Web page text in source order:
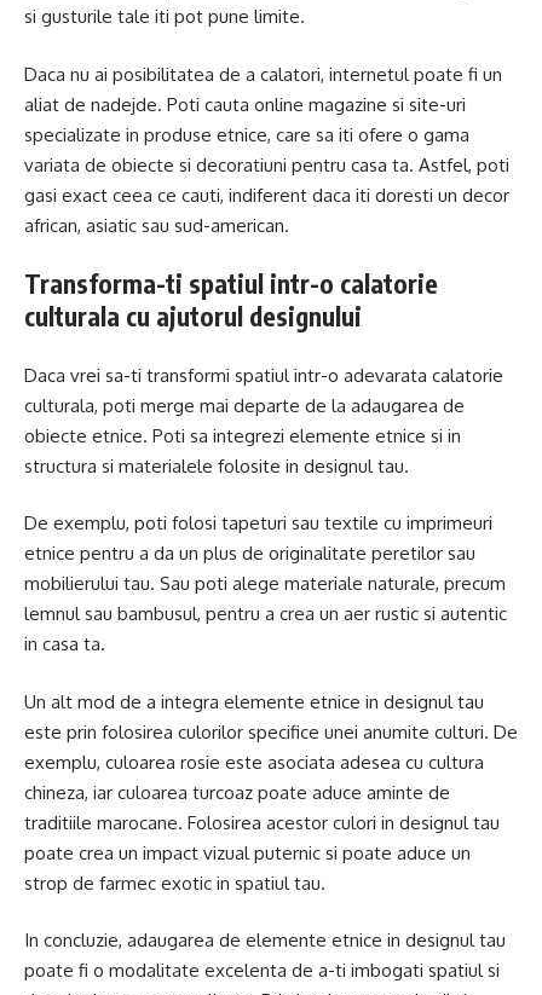
si gusturile tale iti pot pune limite.
Daca nu ai posibilitatea de a calatori, internetul poate fi un
aliat de nadejde. Poti cauta online magazine si site-uri
specializate in produse etnice, care sa iti ofere o gama
variata de obiecte si decoratiuni pentru casa ta. Astfel, poti
gasi exact ceea ce cauti, indiferent daca iti doresti un decor
african, asiatic sau sud-american.
Transforma-ti spatiul intr-o calatorie
culturala cu ajutorul designului
Daca vrei sa-ti transformi spatiul intr-o adevarata calatorie
culturala, poti merge mai departe de la adaugarea de
obiecte etnice. Poti sa integrezi elemente etnice si in
structura si materialele folosite in designul tau.
De exemplu, poti folosi tapeturi sau textile cu imprimeuri
etnice pentru a da un plus de originalitate peretilor sau
mobilierului tau. Sau poti alege materiale naturale, precum
lemnul sau bambusul, pentru a crea un aer rustic si autentic
in casa ta.
Un alt mod de a integra elemente etnice in designul tau
este prin folosirea culorilor specifice unei anumite culturi. De
exemplu, culoarea rosie este asociata adesea cu cultura
chineza, iar culoarea turcoaz poate aduce aminte de
traditiile marocane. Folosirea acestor culori in designul tau
poate crea un impact vizual puternic si poate aduce un
strop de farmec exotic in spatiul tau.
In concluzie, adaugarea de elemente etnice in designul tau
poate fi o modalitate excelenta de a-ti imbogati spatiul si